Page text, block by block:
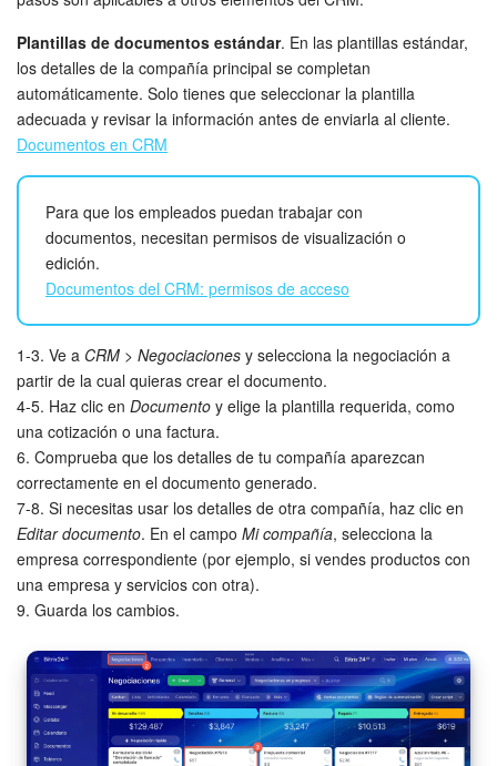
Plantillas de documentos estándar. En las plantillas estándar,
los detalles de la compañía principal se completan
automáticamente. Solo tienes que seleccionar la plantilla
adecuada y revisar la información antes de enviarla al cliente.
Documentos en CRM
Para que los empleados puedan trabajar con
documentos, necesitan permisos de visualización o
edición.
Documentos del CRM: permisos de acceso
1-3. Ve a CRM > Negociaciones y selecciona la negociación a
partir de la cual quieras crear el documento.
4-5. Haz clic en Documento y elige la plantilla requerida, como
una cotización o una factura.
6. Comprueba que los detalles de tu compañía aparezcan
correctamente en el documento generado.
7-8. Si necesitas usar los detalles de otra compañía, haz clic en
Editar documento. En el campo Mi compañía, selecciona la
empresa correspondiente (por ejemplo, si vendes productos con
una empresa y servicios con otra).
9. Guarda los cambios.